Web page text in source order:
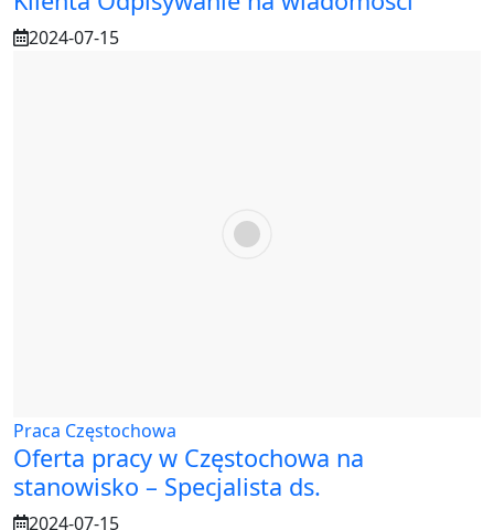
2024-07-15
Praca Częstochowa
Oferta pracy w Częstochowa na
stanowisko – Specjalista ds.
2024-07-15